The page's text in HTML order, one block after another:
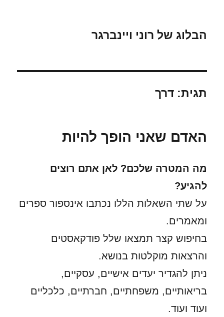
הבלוג של רוני ויינברגר
תגית:דרך
האדם שאני הופך להיות
מה המטרה שלכם? לאן אתם רוצים
להגיע?
על שתי השאלות הללו נכתבו אינספור ספרים
ומאמרים.
בחיפוש קצר תמצאו שלל פודקאסטים
והרצאות מוקלטות בנושא.
ניתן להגדיר יעדים אישיים, עסקיים,
בריאותיים, משפחתיים, חברתיים, כלכליים
ועוד ועוד.